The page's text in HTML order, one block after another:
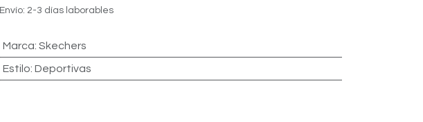
Envío: 2-3 días laborables
Marca: Skechers
Estilo: Deportivas